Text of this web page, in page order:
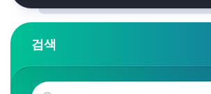
검색